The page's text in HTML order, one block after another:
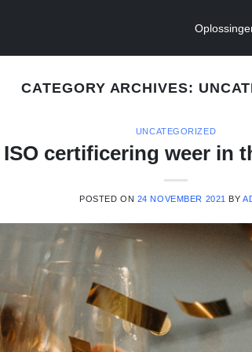
CATEGORY ARCHIVES:
UNCATEGORIZED
ISO certificering weer in
POSTED ON 24 NOVEMBER 2021 BY